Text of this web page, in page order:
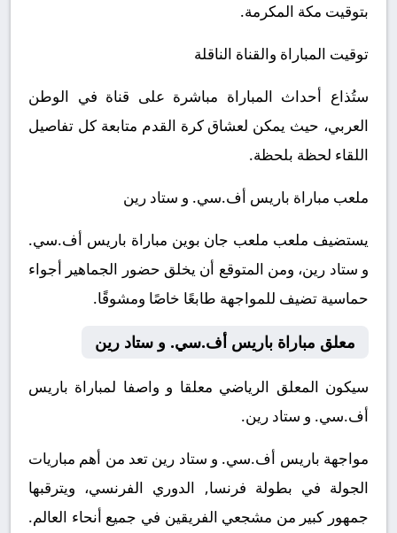
بتوقيت مكة المكرمة.
توقيت المباراة والقناة الناقلة
ستُذاع أحداث المباراة مباشرة على قناة في الوطن
العربي، حيث يمكن لعشاق كرة القدم متابعة كل تفاصيل
اللقاء لحظة بلحظة.
ملعب مباراة باريس أف.سي. و ستاد رين
يستضيف ملعب ملعب جان بوين مباراة باريس أف.سي.
و ستاد رين، ومن المتوقع أن يخلق حضور الجماهير أجواء
حماسية تضيف للمواجهة طابعًا خاصًا ومشوقًا.
معلق مباراة باريس أف.سي. و ستاد رين
سيكون المعلق الرياضي معلقا و واصفا لمباراة باريس
أف.سي. و ستاد رين.
مواجهة باريس أف.سي. و ستاد رين تعد من أهم مباريات
الجولة في بطولة فرنسا, الدوري الفرنسي، ويترقبها
جمهور كبير من مشجعي الفريقين في جميع أنحاء العالم.